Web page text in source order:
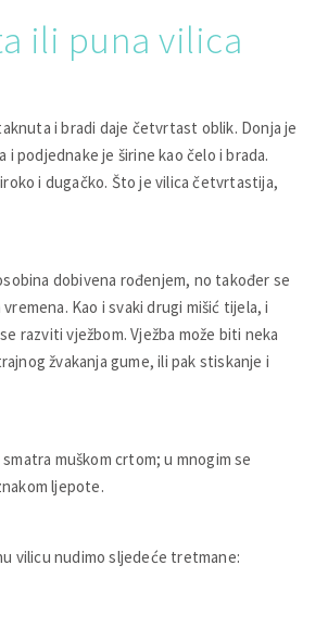
ili puna vilica
i bradi daje četvrtast oblik. Donja je
i podjednake je širine kao čelo i brada.
i dugačko. Što je vilica četvrtastija,
dobivena rođenjem, no također se
Kao i svaki drugi mišić tijela, i
razviti vježbom. Vježba može biti neka
žvakanja gume, ili pak stiskanje i
muškom crtom; u mnogim se
ljepote.
vilicu nudimo sljedeće tretmane: